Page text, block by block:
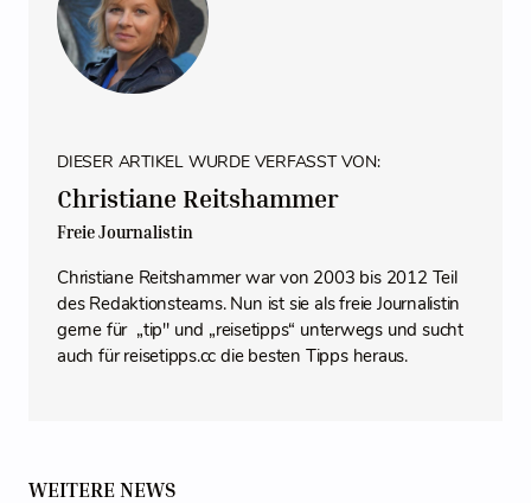
DIESER ARTIKEL WURDE VERFASST VON:
Christiane Reitshammer
Freie Journalistin
Christiane Reitshammer war von 2003 bis 2012 Teil
des Redaktionsteams. Nun ist sie als freie Journalistin
gerne für „tip" und „reisetipps“ unterwegs und sucht
auch für reisetipps.cc die besten Tipps heraus.
WEITERE NEWS